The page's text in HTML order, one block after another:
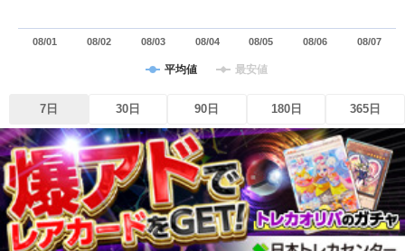
平均値 最安値
08/01 08/02 08/03 08/04 08/05 08/06 08/07
7日 30日 90日 180日 365日